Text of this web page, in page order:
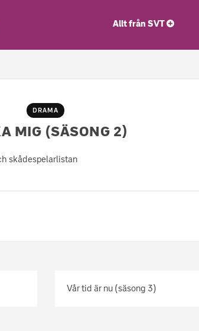
Allt från SVT
DRAMA
MIG (SÄSONG 2)
skådespelarlistan
Vår tid är nu (säsong 3)